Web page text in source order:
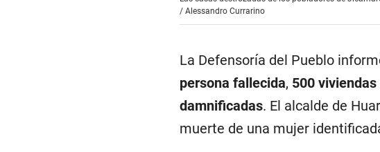
/ Alessandro Currarino
La Defensoría del Pueblo
persona fallecida, 500
damnificadas. El alcalde de
muerte de una mujer